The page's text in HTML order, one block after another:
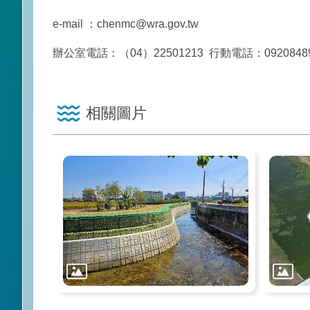
e-mail ：chenmc@wra.gov.tw
辦公室電話：（04）22501213 行動電話：
相關圖片